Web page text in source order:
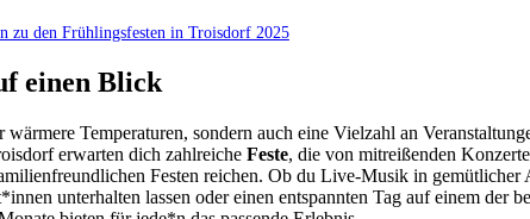
zu den Frühlingsfesten in Troisdorf 2025
einen Blick
Temperaturen, sondern auch eine Vielzahl an
erwarten dich zahlreiche Feste, die von mitreißenden
Festen reichen. Ob du Live-Musik in gemütlicher
unterhalten lassen oder einen entspannten Tag auf einem der